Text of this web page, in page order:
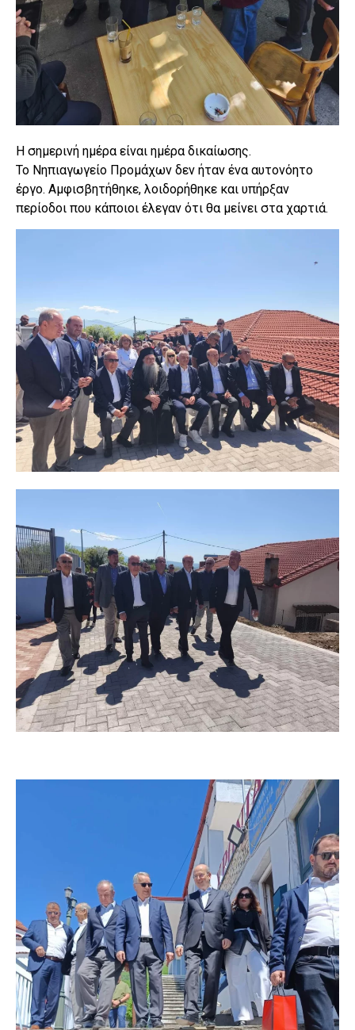
Η σημερινή ημέρα είναι ημέρα δικαίωσης.
Το Νηπιαγωγείο Προμάχων δεν ήταν ένα αυτονόητο
έργο. Αμφισβητήθηκε, λοιδορήθηκε και υπήρξαν
περίοδοι που κάποιοι έλεγαν ότι θα μείνει στα χαρτιά.